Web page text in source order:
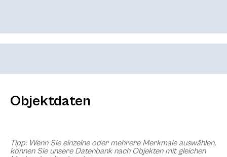
Objektdaten
Tipp: Wenn Sie einzelne oder mehrere Merkmale auswählen,
können Sie unsere Datenbank nach Objekten mit gleichen